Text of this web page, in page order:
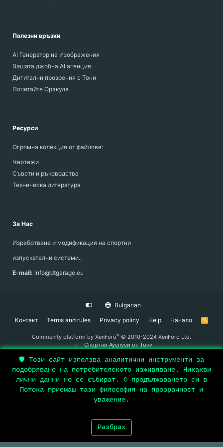
Полезни връзки
AI Генератор на Изображения
Вашата джобна AI агенция
Дигитални прозрения с Тони
Попитайте Оракула
Ресурси
Огромна колекция от файлове:
Чертежи
Съвети и ръководства
Техническа литература
За Нас
Изработване и модификация на спортни
изпускателни системи..
E-mail: info@dtgarage.eu
Bulgarian
Контакт
Terms and rules Privacy policy Help Начало
R
Community platform by XenForo® © 2010-2024 XenForo Ltd.
Спортни Ауспусиот Тони
🛡️ Този сайт използва аналитични инструменти за
подобряване на потребителското изживяване. Никакви
лични данни не се събират. С продължаването си в
Потока приемаш тази философия на прозрачност и
уважение.
Разбрах